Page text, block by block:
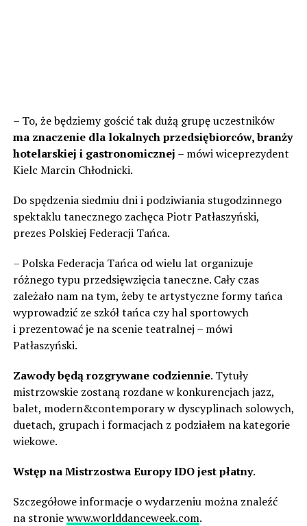
– To, że będziemy gościć tak dużą grupę uczestników
ma znaczenie dla lokalnych przedsiębiorców, branży
hotelarskiej i gastronomicznej – mówi wiceprezydent
Kielc Marcin Chłodnicki.
Do spędzenia siedmiu dni i podziwiania stugodzinnego
spektaklu tanecznego zachęca Piotr Patłaszyński,
prezes Polskiej Federacji Tańca.
– Polska Federacja Tańca od wielu lat organizuje
różnego typu przedsięwzięcia taneczne. Cały czas
zależało nam na tym, żeby te artystyczne formy tańca
wyprowadzić ze szkół tańca czy hal sportowych
i prezentować je na scenie teatralnej – mówi
Patłaszyński.
Zawody będą rozgrywane codziennie. Tytuły
mistrzowskie zostaną rozdane w konkurencjach jazz,
balet, modern&contemporary w dyscyplinach solowych,
duetach, grupach i formacjach z podziałem na kategorie
wiekowe.
Wstęp na Mistrzostwa Europy IDO jest płatny.
Szczegółowe informacje o wydarzeniu można znaleźć
na stroniewww.worlddanceweek.com.